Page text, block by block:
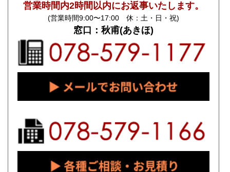
営業時間内2時間以内にお返事いたします。
(営業時間9:00〜17:00 休：土・日・祝)
窓口：秋甫(あきほ)